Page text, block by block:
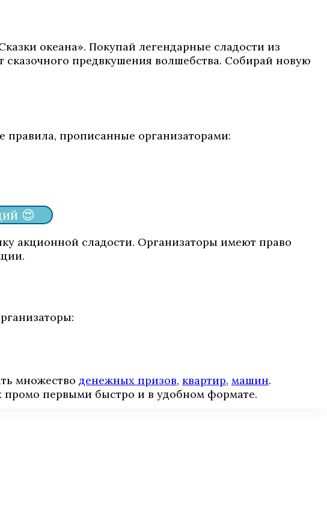
океана». Покупай легендарные сладости из
предвкушения волшебства. Собирай новую
правила, прописанные организаторами:
😍
акционной сладости. Организаторы имеют право
множество денежных призов, квартир, машин.
промо первыми быстро и в удобном формате.